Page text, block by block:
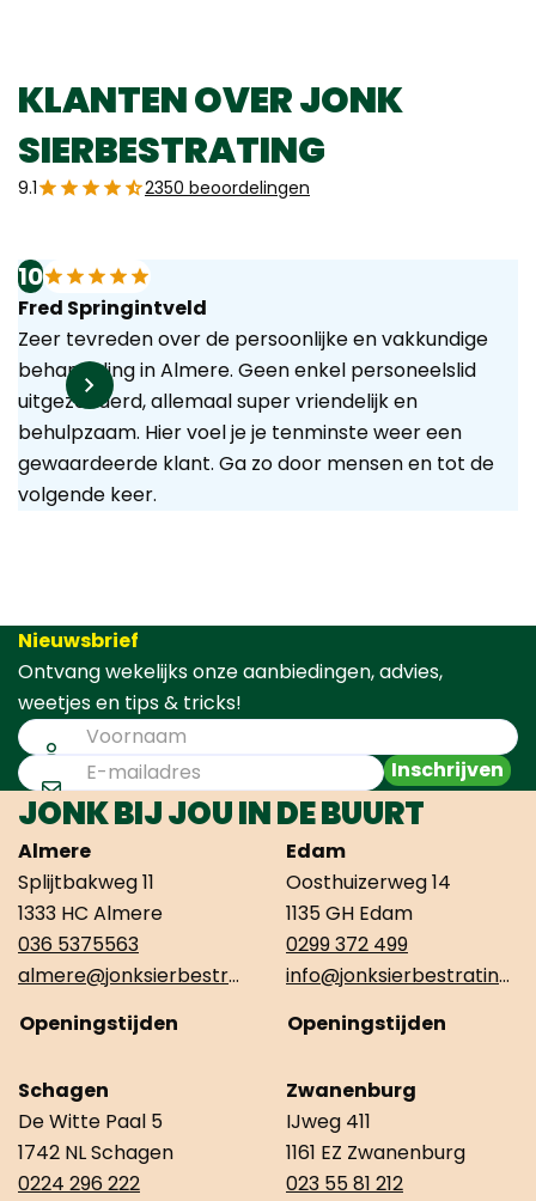
KLANTEN OVER JONK
SIERBESTRATING
9.1 2350 beoordelingen
10
Fred Springintveld
Zeer tevreden over de persoonlijke en vakkundige
behandeling in Almere. Geen enkel personeelslid
uitgezonderd, allemaal super vriendelijk en
behulpzaam. Hier voel je je tenminste weer een
gewaardeerde klant. Ga zo door mensen en tot de
volgende keer.
Nieuwsbrief
Ontvang wekelijks onze aanbiedingen, advies,
weetjes en tips & tricks!
Inschrijven
JONK BIJ JOU IN DE BUURT
Almere
Splijtbakweg 11
1333 HC Almere
036 5375563
almere@jonksierbestrating.nl
Openingstijden
Edam
Oosthuizerweg 14
1135 GH Edam
0299 372 499
info@jonksierbestrating.nl
Openingstijden
Schagen
De Witte Paal 5
1742 NL Schagen
0224 296 222
Zwanenburg
IJweg 411
1161 EZ Zwanenburg
023 55 81 212